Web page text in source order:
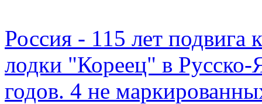
Россия - 115 лет подвига
лодки "Кореец" в
годов. 4 не